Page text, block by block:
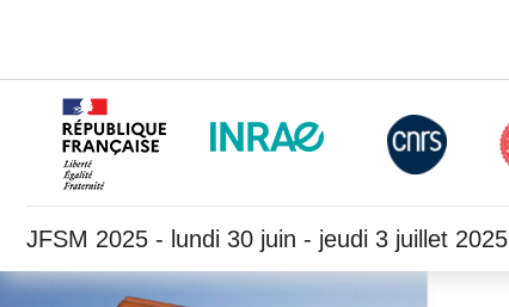
JFSM 2025 - lundi 30 juin - jeudi 3 juillet 2025